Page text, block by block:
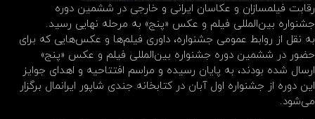
رقابت فیلمسازان و عکاسان ایرانی و خارجی در ششمین دوره
جشنواره بین‌المللی فیلم و عکس «پنج» به مرحله نهایی رسید.
به نقل از روابط عمومی جشنواره، داوری فیلم‌ها و عکس‌هایی که برای
حضور در ششمین دوره جشنواره بین‌المللی فیلم و عکس «پنج»
ارسال شده بودند، به پایان رسیده و مراسم افتتاحیه و اهدای جوایز
این دوره از جشنواره اول آبان در کتابخانه جندی شاپور ایرانمال برگزار
می‌شود.